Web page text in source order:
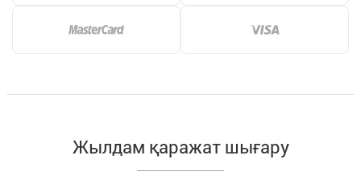
Жылдам қаражат шығару